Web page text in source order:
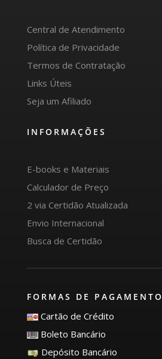
Central de Atendimento
Política de Privacidade
Termos de Contratação
Links Úteis
Seja um Afiliado
INFORMAÇÕES
E-books e Materiais
Calculador de Preço
2 via Certidão Atualizada
Envio Internacional
Busca de Certidão
FORMAS DE PAGAMENTO
Cartão de Crédito
Boleto Bancário
Depósito Bancário